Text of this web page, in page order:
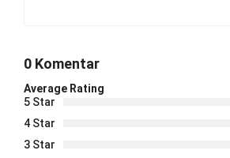
0 Komentar
Average Rating
5 Star
4 Star
3 Star